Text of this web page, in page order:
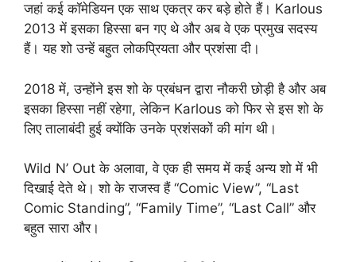
जहां कई कॉमेडियन एक साथ एकत्र कर बड़े होते हैं। Karlous
2013 में इसका हिस्सा बन गए थे और अब वे एक प्रमुख सदस्य
हैं। यह शो उन्हें बहुत लोकप्रियता और प्रशंसा दी।
2018 में, उन्होंने इस शो के प्रबंधन द्वारा नौकरी छोड़ी है और अब
इसका हिस्सा नहीं रहेगा, लेकिन Karlous को फिर से इस शो के
लिए तालाबंदी हुई क्योंकि उनके प्रशंसकों की मांग थी।
Wild N’ Out के अलावा, वे एक ही समय में कई अन्य शो में भी
दिखाई देते थे। शो के राजस्व हैं “Comic View”, “Last
Comic Standing”, “Family Time”, “Last Call” और
बहुत सारा और।